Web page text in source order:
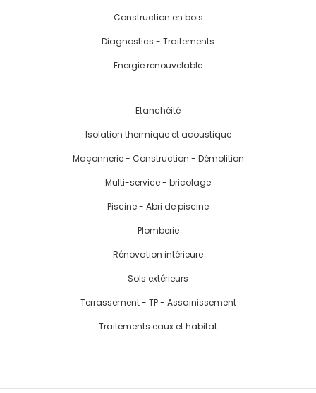
Construction en bois
Diagnostics - Traitements
Energie renouvelable
Etanchéité
Isolation thermique et acoustique
Maçonnerie - Construction - Démolition
Multi-service - bricolage
Piscine - Abri de piscine
Plomberie
Rénovation intérieure
Sols extérieurs
Terrassement - TP - Assainissement
Traitements eaux et habitat